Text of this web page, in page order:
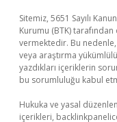
Sitemiz, 5651 Sayılı
Kurumu (BTK)
vermektedir. Bu
veya araştırma
yazdıkları içeriklerin
bu sorumluluğu kabul
Hukuka ve yasal
içerikleri,